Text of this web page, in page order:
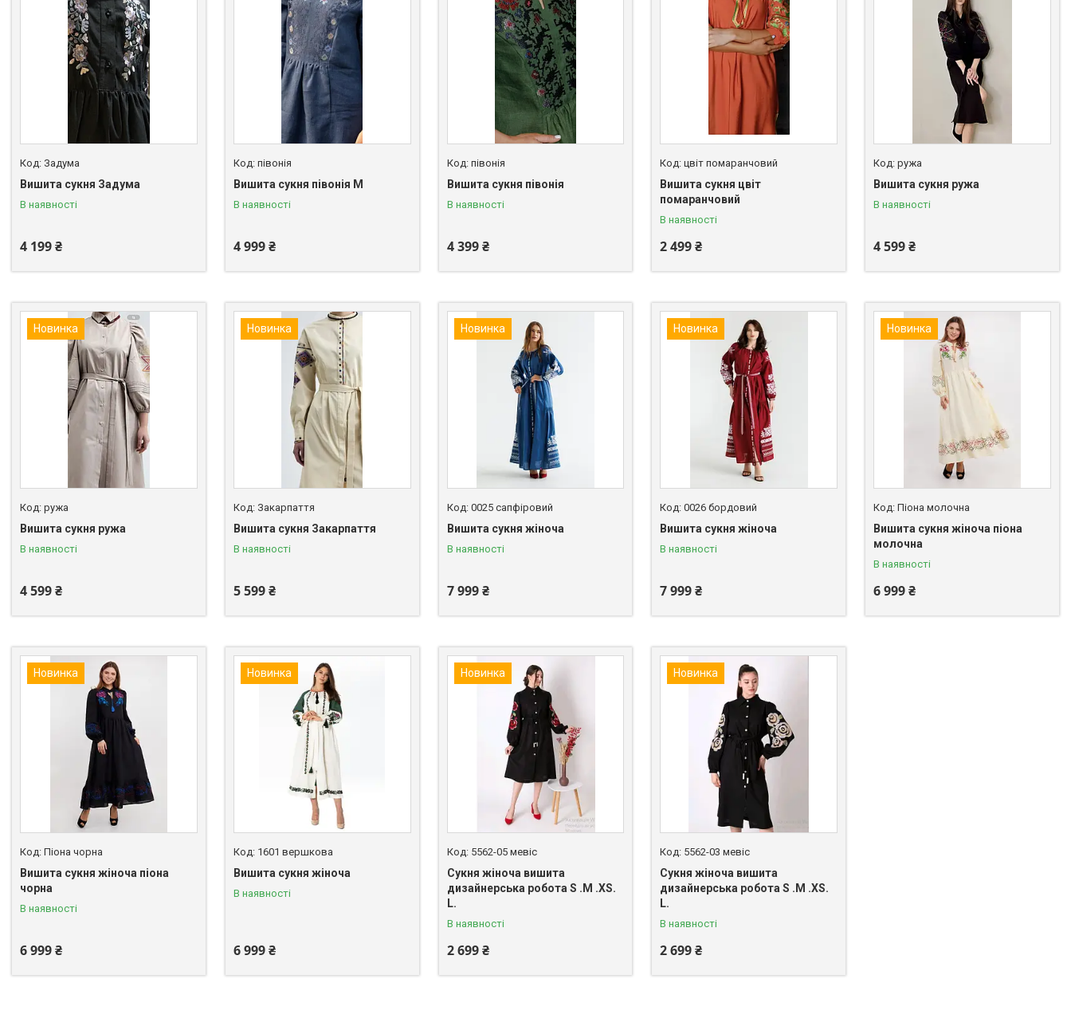
Задума
Вишита сукня Задума
В наявності
4 199 ₴
півонія
Вишита сукня півонія M
В наявності
4 999 ₴
півонія
Вишита сукня півонія
В наявності
4 399 ₴
цвіт помаранчовий
Вишита сукня цвіт
помаранчовий
В наявності
2 499 ₴
ружа
Вишита сукня ружа
В наявності
4 599 ₴
Новинка
ружа
Вишита сукня ружа
В наявності
4 599 ₴
Новинка
Закарпаття
Вишита сукня Закарпаття
В наявності
5 599 ₴
Новинка
0025 сапфіровий
Вишита сукня жіноча
В наявності
7 999 ₴
Новинка
0026 бордовий
Вишита сукня жіноча
В наявності
7 999 ₴
Новинка
Піона молочна
Вишита сукня жіноча піона
молочна
В наявності
6 999 ₴
Новинка
Піона чорна
Вишита сукня жіноча піона
чорна
В наявності
6 999 ₴
Новинка
1601 вершкова
Вишита сукня жіноча
В наявності
6 999 ₴
Новинка
5562-05 мевіс
Сукня жіноча вишита
дизайнерська робота S .M .XS.
L.
В наявності
2 699 ₴
Новинка
5562-03 мевіс
Сукня жіноча вишита
дизайнерська робота S .M .XS.
L.
В наявності
2 699 ₴